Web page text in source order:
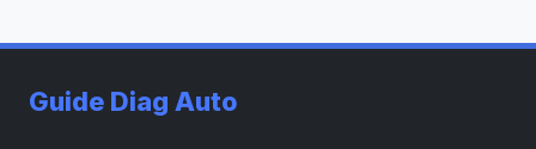
Guide Diag Auto